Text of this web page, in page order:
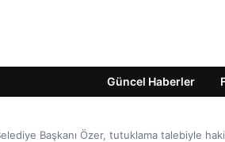
Güncel Haberler
Başkanı Özer, tutuklama talebiyle